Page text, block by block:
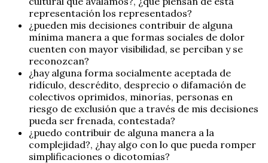
representación los representados?
¿pueden mis decisiones contribuir de alguna
mínima manera a que formas sociales de dolor
cuenten con mayor visibilidad, se perciban y se
reconozcan?
¿hay alguna forma socialmente aceptada de
ridículo, descrédito, desprecio o difamación de
colectivos oprimidos, minorías, personas en
riesgo de exclusión que a través de mis decisiones
pueda ser frenada, contestada?
¿puedo contribuir de alguna manera a la
complejidad?, ¿hay algo con lo que pueda romper
simplificaciones o dicotomías?